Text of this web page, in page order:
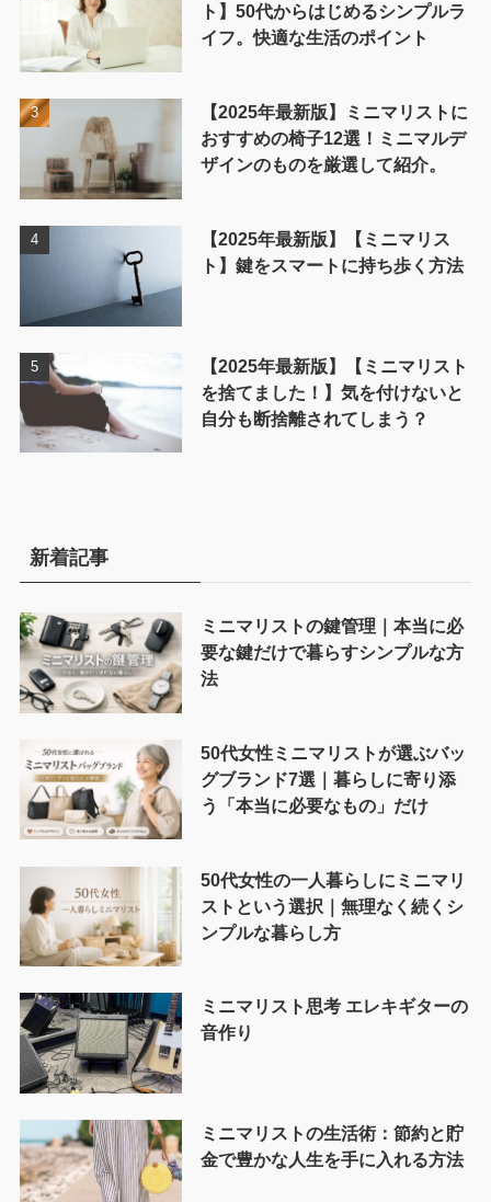
ト】50代からはじめるシンプルラ
イフ。快適な生活のポイント
【2025年最新版】ミニマリストに
おすすめの椅子12選！ミニマルデ
ザインのものを厳選して紹介。
【2025年最新版】【ミニマリス
ト】鍵をスマートに持ち歩く方法
【2025年最新版】【ミニマリスト
を捨てました！】気を付けないと
自分も断捨離されてしまう？
新着記事
ミニマリストの鍵管理｜本当に必
要な鍵だけで暮らすシンプルな方
法
50代女性ミニマリストが選ぶバッ
グブランド7選｜暮らしに寄り添
う「本当に必要なもの」だけ
50代女性の一人暮らしにミニマリ
ストという選択｜無理なく続くシ
ンプルな暮らし方
ミニマリスト思考 エレキギターの
音作り
ミニマリストの生活術：節約と貯
金で豊かな人生を手に入れる方法